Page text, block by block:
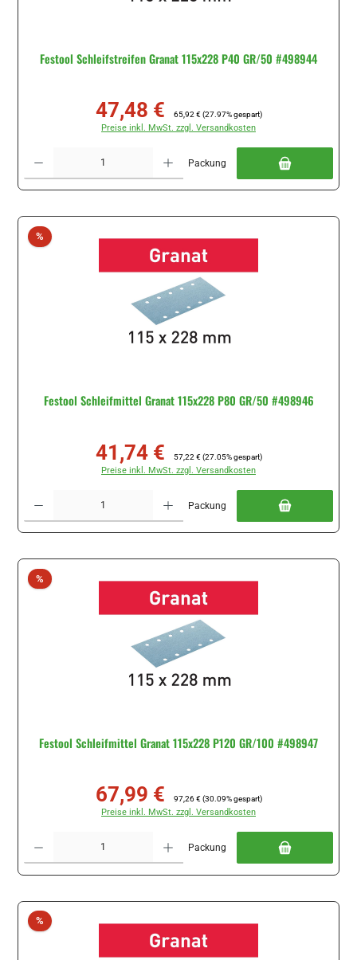
Festool Schleifstreifen Granat 115x228 P40 GR/50 #498944
Verkaufspreis:
47,48 € 65,92 € (27.97% gespart)
Preise inkl. MwSt. zzgl. Versandkosten
Packung
%Rabatt
Festool Schleifmittel Granat 115x228 P80 GR/50 #498946
Verkaufspreis:
41,74 € 57,22 € (27.05% gespart)
Preise inkl. MwSt. zzgl. Versandkosten
Packung
%Rabatt
Festool Schleifmittel Granat 115x228 P120 GR/100 #498947
Verkaufspreis:
67,99 € 97,26 € (30.09% gespart)
Preise inkl. MwSt. zzgl. Versandkosten
Packung
%Rabatt